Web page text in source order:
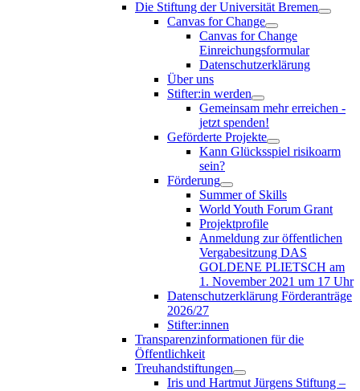
Die Stiftung der Universität Bremen
Canvas for Change
Canvas for Change
Einreichungsformular
Datenschutzerklärung
Über uns
Stifter:in werden
Gemeinsam mehr erreichen -
jetzt spenden!
Geförderte Projekte
Kann Glücksspiel risikoarm
sein?
Förderung
Summer of Skills
World Youth Forum Grant
Projektprofile
Anmeldung zur öffentlichen
Vergabesitzung DAS
GOLDENE PLIETSCH am
1. November 2021 um 17 Uhr
Datenschutzerklärung Förderanträge
2026/27
Stifter:innen
Transparenzinformationen für die
Öffentlichkeit
Treuhandstiftungen
Iris und Hartmut Jürgens Stiftung –